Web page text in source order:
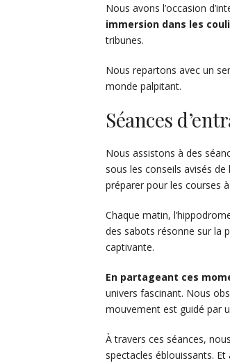
Nous avons l’occasion
immersion dans les
tribunes.
Nous repartons avec un
monde palpitant.
Séances
Nous assistons à des
sous les conseils avisés de
préparer pour les courses
Chaque matin,
des sabots résonne sur la
captivante.
En partageant ces
univers fascinant. Nous
mouvement est guidé par
À travers ces séances,
spectacles éblouissants.